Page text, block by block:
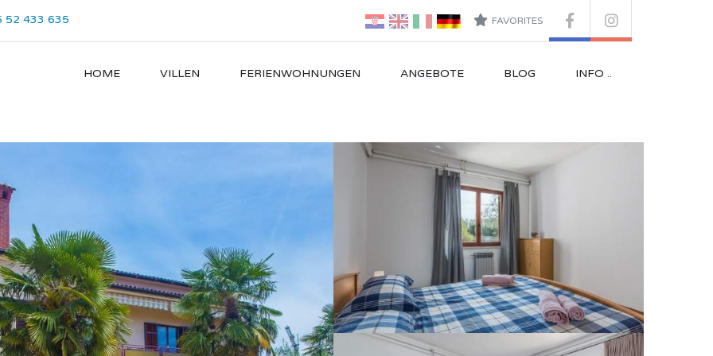
FAVORITES
52 433 635
HOME VILLEN FERIENWOHNUNGEN ANGEBOTE BLOG INFO ..